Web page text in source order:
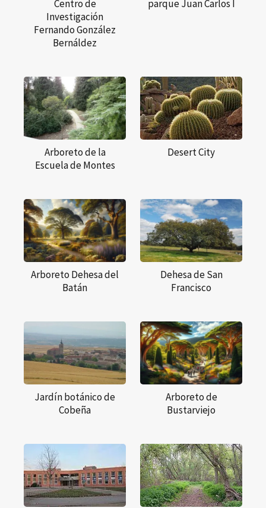
Centro de
Investigación
Fernando González
Bernáldez
parque Juan Carlos I
Arboreto de la
Escuela de Montes
Desert City
Arboreto Dehesa del
Batán
Dehesa de San
Francisco
Jardín botánico de
Cobeña
Arboreto de
Bustarviejo